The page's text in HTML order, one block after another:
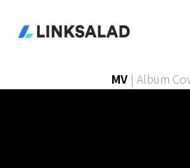
MV | Album